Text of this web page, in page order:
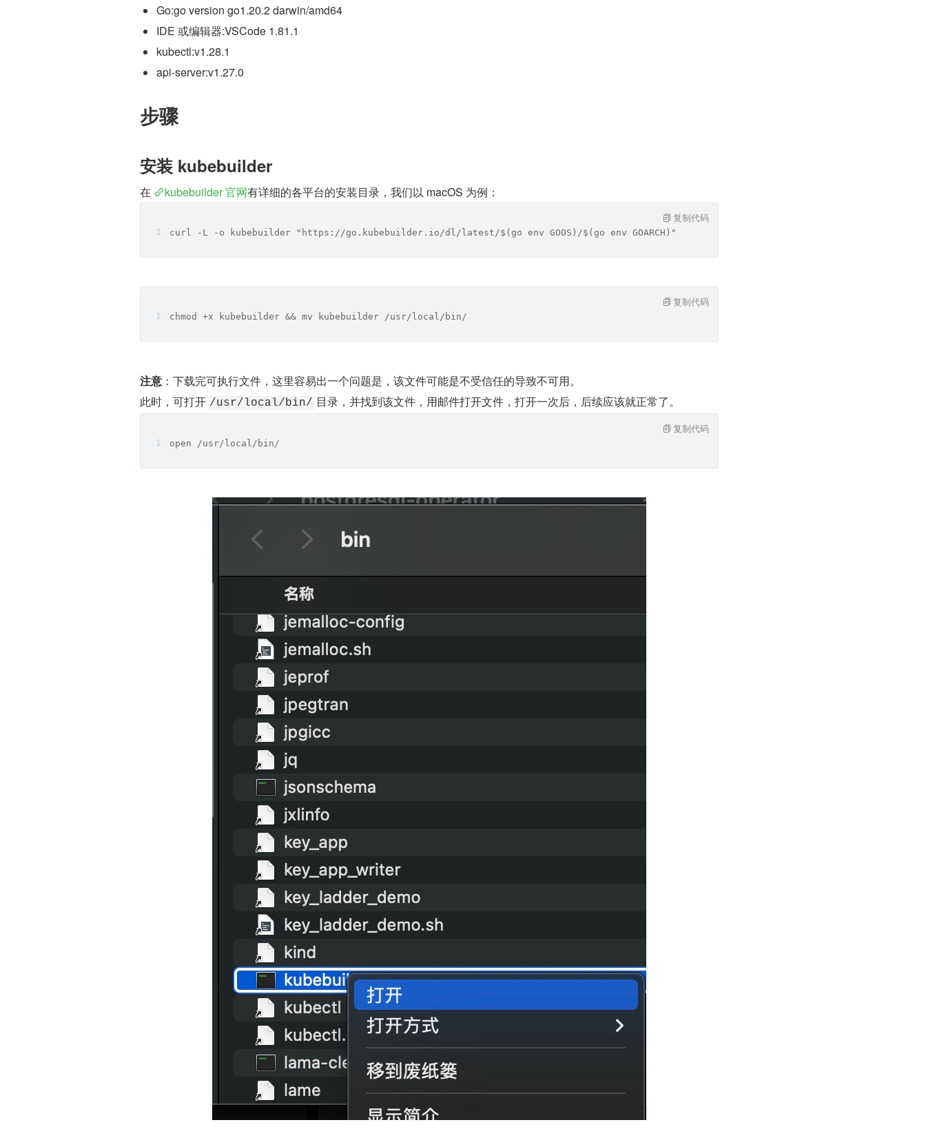
Go:go version go1.20.2 darwin/amd64
IDE 或编辑器:VSCode 1.81.1
kubectl:v1.28.1
api-server:v1.27.0
步骤
安装 kubebuilder
在 kubebuilder 官网有详细的各平台的安装目录，我们以 macOS 为例：
curl -L -o kubebuilder "https://go.kubebuilder.io/dl/latest/$(go env GOOS)/$(go env GOARCH)"
复制代码
chmod +x kubebuilder && mv kubebuilder /usr/local/bin/
复制代码
注意 ：下载完可执行文件，这里容易出一个问题是，该文件可能是不受信任的导致不可用。
此时，可打开 /usr/local/bin/ 目录，并找到该文件，用邮件打开文件，打开一次后，后续应该就正常了。
open /usr/local/bin/
复制代码